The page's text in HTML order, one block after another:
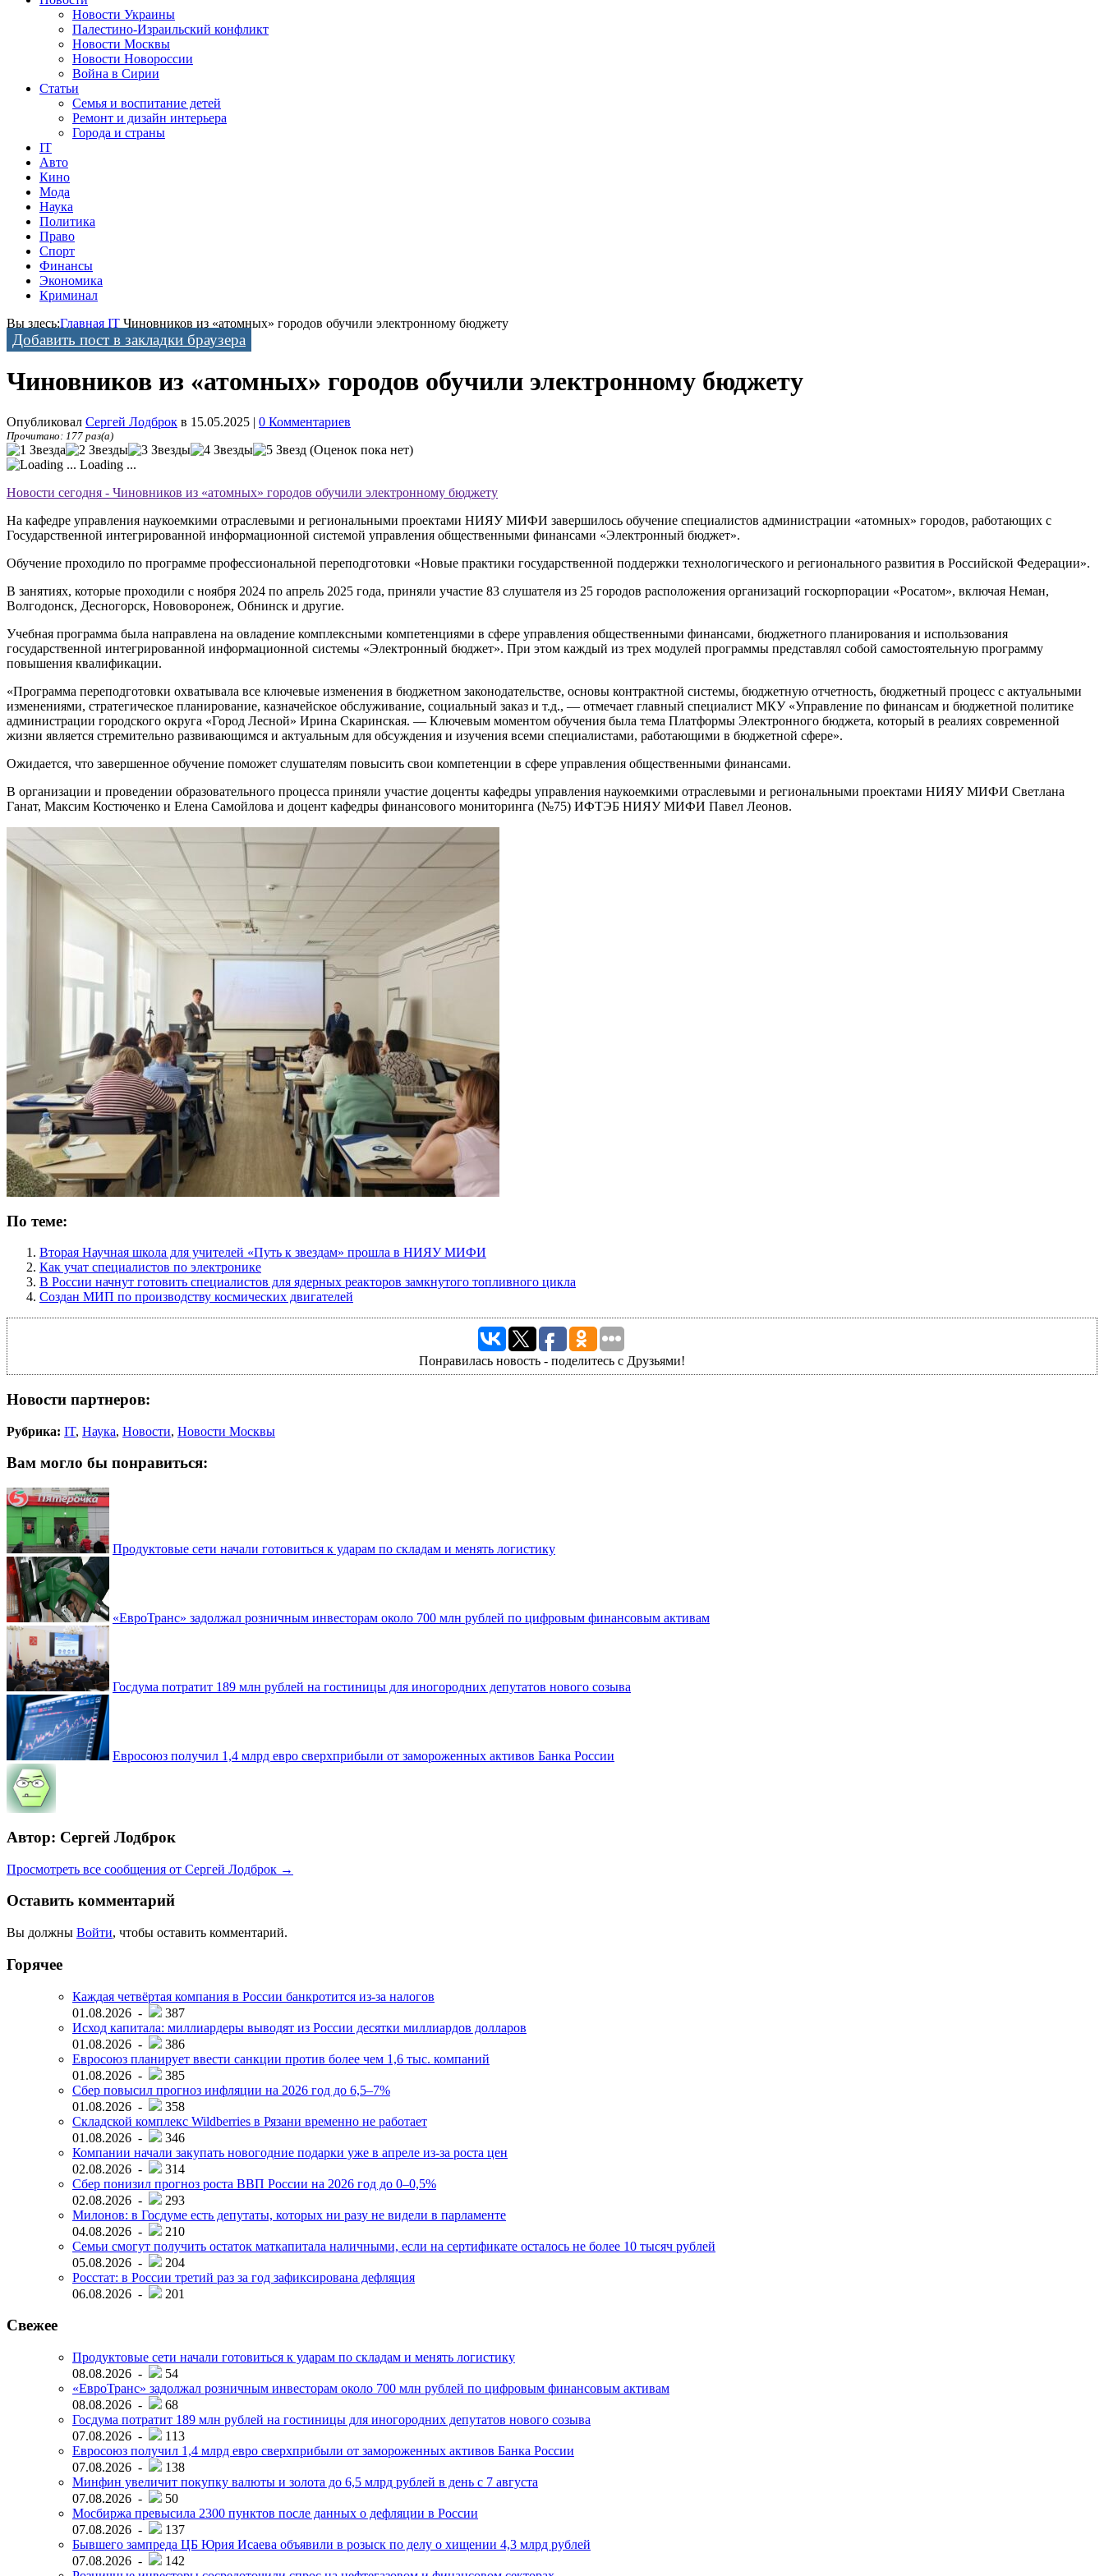
Новости Украины
Палестино-Израильский конфликт
Новости Москвы
Новости Новороссии
Война в Сирии
Статьи
Семья и воспитание детей
Ремонт и дизайн интерьера
Города и страны
IT
Авто
Кино
Мода
Наука
Политика
Право
Спорт
Финансы
Экономика
Криминал
Вы здесь:Главная IT Чиновников из «атомных» городов обучили электронному бюджету
Добавить пост в закладки браузера
Чиновников из «атомных» городов обучили электронному бюджету
Опубликовал Сергей Лодброк в 15.05.2025 | 0 Комментариев
Прочитано: 177 раз(а)
(Оценок пока нет)
Loading ...
Новости сегодня - Чиновников из «атомных» городов обучили электронному бюджету
На кафедре управления наукоемкими отраслевыми и региональными проектами НИЯУ МИФИ завершилось обучение специалистов администрации «атомных» городов, работающих с
Государственной интегрированной информационной системой управления общественными финансами «Электронный бюджет».
Обучение проходило по программе профессиональной переподготовки «Новые практики государственной поддержки технологического и регионального развития в Российской Федерации».
В занятиях, которые проходили с ноября 2024 по апрель 2025 года, приняли участие 83 слушателя из 25 городов расположения организаций госкорпорации «Росатом», включая Неман,
Волгодонск, Десногорск, Нововоронеж, Обнинск и другие.
Учебная программа была направлена на овладение комплексными компетенциями в сфере управления общественными финансами, бюджетного планирования и использования
государственной интегрированной информационной системы «Электронный бюджет». При этом каждый из трех модулей программы представлял собой самостоятельную программу
повышения квалификации.
«Программа переподготовки охватывала все ключевые изменения в бюджетном законодательстве, основы контрактной системы, бюджетную отчетность, бюджетный процесс с актуальными
изменениями, стратегическое планирование, казначейское обслуживание, социальный заказ и т.д., — отмечает главный специалист МКУ «Управление по финансам и бюджетной политике
администрации городского округа «Город Лесной» Ирина Скаринская. — Ключевым моментом обучения была тема Платформы Электронного бюджета, который в реалиях современной
жизни является стремительно развивающимся и актуальным для обсуждения и изучения всеми специалистами, работающими в бюджетной сфере».
Ожидается, что завершенное обучение поможет слушателям повысить свои компетенции в сфере управления общественными финансами.
В организации и проведении образовательного процесса приняли участие доценты кафедры управления наукоемкими отраслевыми и региональными проектами НИЯУ МИФИ Светлана
Ганат, Максим Костюченко и Елена Самойлова и доцент кафедры финансового мониторинга (№75) ИФТЭБ НИЯУ МИФИ Павел Леонов.
По теме:
Вторая Научная школа для учителей «Путь к звездам» прошла в НИЯУ МИФИ
Как учат специалистов по электронике
В России начнут готовить специалистов для ядерных реакторов замкнутого топливного цикла
Создан МИП по производству космических двигателей
Понравилась новость - поделитесь с Друзьями!
Новости партнеров:
Рубрика: IT, Наука, Новости, Новости Москвы
Вам могло бы понравиться:
Продуктовые сети начали готовиться к ударам по складам и менять логистику
«ЕвроТранс» задолжал розничным инвесторам около 700 млн рублей по цифровым финансовым активам
Госдума потратит 189 млн рублей на гостиницы для иногородних депутатов нового созыва
Евросоюз получил 1,4 млрд евро сверхприбыли от замороженных активов Банка России
Автор: Сергей Лодброк
Просмотреть все сообщения от Сергей Лодброк →
Оставить комментарий
Вы должны Войти, чтобы оставить комментарий.
Горячее
Каждая четвёртая компания в России банкротится из-за налогов
01.08.2026 -
387
Исход капитала: миллиардеры выводят из России десятки миллиардов долларов
01.08.2026 -
386
Евросоюз планирует ввести санкции против более чем 1,6 тыс. компаний
01.08.2026 -
385
Сбер повысил прогноз инфляции на 2026 год до 6,5–7%
01.08.2026 -
358
Складской комплекс Wildberries в Рязани временно не работает
01.08.2026 -
346
Компании начали закупать новогодние подарки уже в апреле из-за роста цен
02.08.2026 -
314
Сбер понизил прогноз роста ВВП России на 2026 год до 0–0,5%
02.08.2026 -
293
Милонов: в Госдуме есть депутаты, которых ни разу не видели в парламенте
04.08.2026 -
210
Семьи смогут получить остаток маткапитала наличными, если на сертификате осталось не более 10 тысяч рублей
05.08.2026 -
204
Росстат: в России третий раз за год зафиксирована дефляция
06.08.2026 -
201
Свежее
Продуктовые сети начали готовиться к ударам по складам и менять логистику
08.08.2026 -
54
«ЕвроТранс» задолжал розничным инвесторам около 700 млн рублей по цифровым финансовым активам
08.08.2026 -
68
Госдума потратит 189 млн рублей на гостиницы для иногородних депутатов нового созыва
07.08.2026 -
113
Евросоюз получил 1,4 млрд евро сверхприбыли от замороженных активов Банка России
07.08.2026 -
138
Минфин увеличит покупку валюты и золота до 6,5 млрд рублей в день с 7 августа
07.08.2026 -
50
Мосбиржа превысила 2300 пунктов после данных о дефляции в России
07.08.2026 -
137
Бывшего зампреда ЦБ Юрия Исаева объявили в розыск по делу о хищении 4,3 млрд рублей
07.08.2026 -
142